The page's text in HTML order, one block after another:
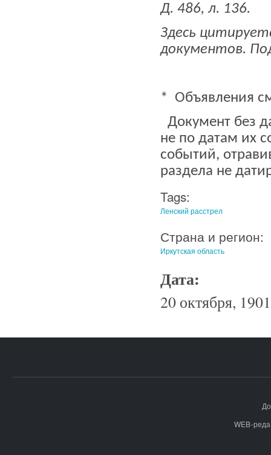
Д. 486, л. 136.
Здесь
документов.
* Объявления
Документ без
не по датам их
событий,
раздела не
Tags:
Ленский расстрел
Страна и регион:
Иркутская область
Дата:
20 октября,
WEB-